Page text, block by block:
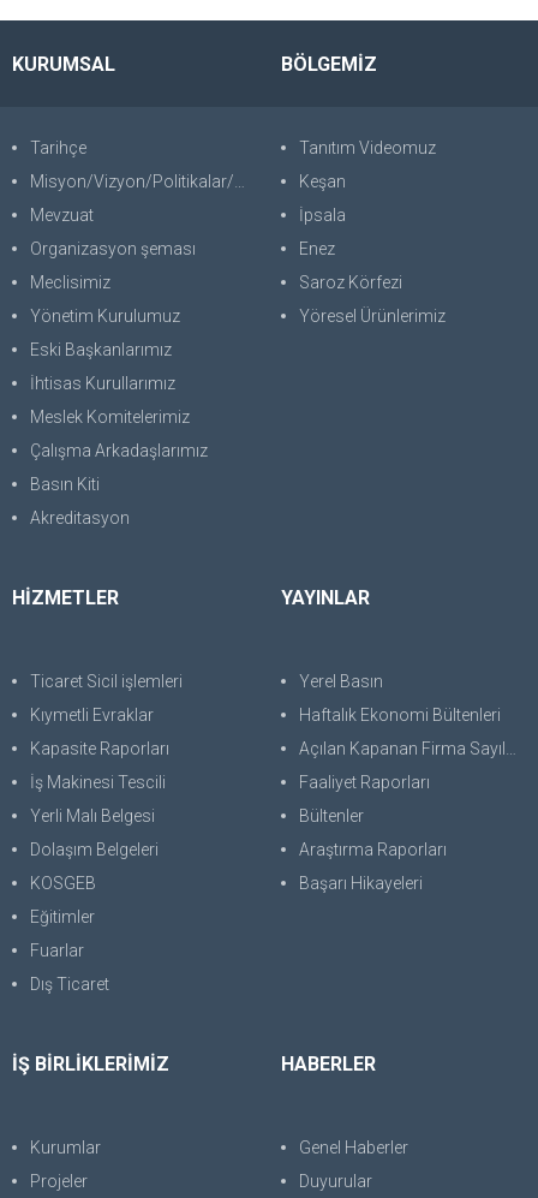
KURUMSAL
Tarihçe
Misyon/Vizyon/Politikalar/SWOT
Mevzuat
Organizasyon şeması
Meclisimiz
Yönetim Kurulumuz
Eski Başkanlarımız
İhtisas Kurullarımız
Meslek Komitelerimiz
Çalışma Arkadaşlarımız
Basın Kiti
Akreditasyon
BÖLGEMİZ
Tanıtım Videomuz
Keşan
İpsala
Enez
Saroz Körfezi
Yöresel Ürünlerimiz
HİZMETLER
Ticaret Sicil işlemleri
Kıymetli Evraklar
Kapasite Raporları
İş Makinesi Tescili
Yerli Malı Belgesi
Dolaşım Belgeleri
KOSGEB
Eğitimler
Fuarlar
Dış Ticaret
YAYINLAR
Yerel Basın
Haftalık Ekonomi Bültenleri
Açılan Kapanan Firma Sayıları
Faaliyet Raporları
Bültenler
Araştırma Raporları
Başarı Hikayeleri
İŞ BİRLİKLERİMİZ
Kurumlar
Projeler
HABERLER
Genel Haberler
Duyurular